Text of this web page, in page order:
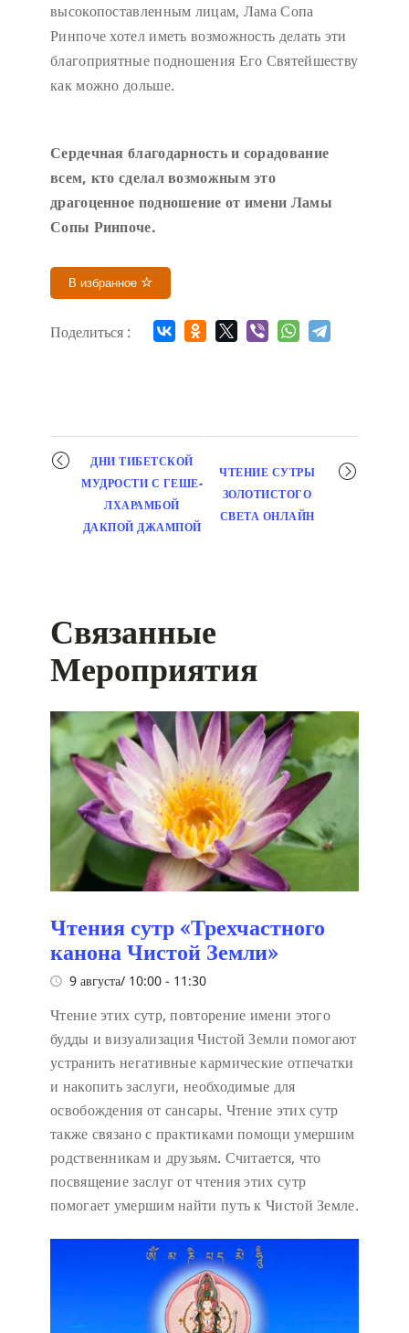
высокопоставленным лицам, Лама Сопа
Ринпоче хотел иметь возможность делать эти
благоприятные подношения Его Святейшеству
как можно дольше.
Сердечная благодарность и сорадование
всем, кто сделал возможным это
драгоценное подношение от имени Ламы
Сопы Ринпоче.
В избранное
Поделиться :
Мероприятие
навигация
ДНИ ТИБЕТСКОЙ
МУДРОСТИ С ГЕШЕ-
ЛХАРАМБОЙ
ДАКПОЙ ДЖАМПОЙ
ЧТЕНИЕ СУТРЫ
ЗОЛОТИСТОГО
СВЕТА ОНЛАЙН
Связанные
Мероприятия
Чтения сутр «Трехчастного
канона Чистой Земли»
9 августа/ 10:00 - 11:30
Чтение этих сутр, повторение имени этого
будды и визуализация Чистой Земли помогают
устранить негативные кармические отпечатки
и накопить заслуги, необходимые для
освобождения от сансары. Чтение этих сутр
также связано с практиками помощи умершим
родственникам и друзьям. Считается, что
посвящение заслуг от чтения этих сутр
помогает умершим найти путь к Чистой Земле.